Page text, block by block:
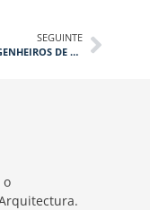
SEGUINTE
CAREERS – ENGENHEIROS DE ESTRUTURAS
o